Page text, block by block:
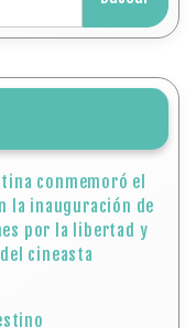
del líder
Argentina